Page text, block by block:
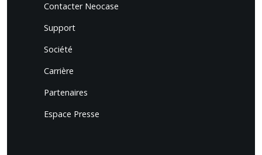
Contacter Neocase
Support
Société
Carrière
Partenaires
Espace Presse